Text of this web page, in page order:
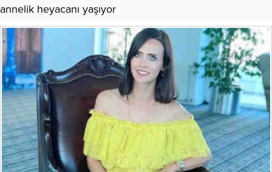
annelik heyacanı yaşıyor